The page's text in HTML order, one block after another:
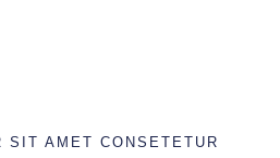
SIT AMET CONSETETUR